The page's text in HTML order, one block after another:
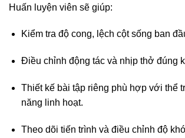
Huấn luyện viên sẽ giúp:
Kiểm tra độ cong, lệch cột sống ban
Điều chỉnh động tác và nhịp thở đúng
Thiết kế bài tập riêng phù hợp với thể
năng linh hoạt.
Theo dõi tiến trình và điều chỉnh độ